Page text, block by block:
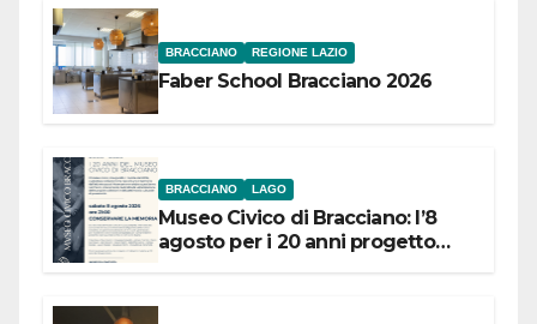
BRACCIANO REGIONE LAZIO
Faber School Bracciano 2026
BRACCIANO LAGO
Museo Civico di Bracciano: l’8
agosto per i 20 anni progetto